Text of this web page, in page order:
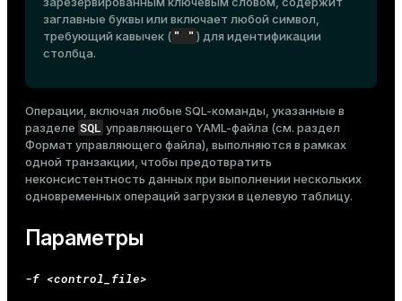
заглавные буквы или включает любой символ,
требующий кавычек ( " " ) для идентификации
столбца.
Операции, включая любые SQL-команды, указанные в
разделе SQL управляющего YAML-файла (см. раздел
Формат управляющего файла), выполняются в рамках
одной транзакции, чтобы предотвратить
неконсистентность данных при выполнении нескольких
одновременных операций загрузки в целевую таблицу.
Параметры
-f <control_file>